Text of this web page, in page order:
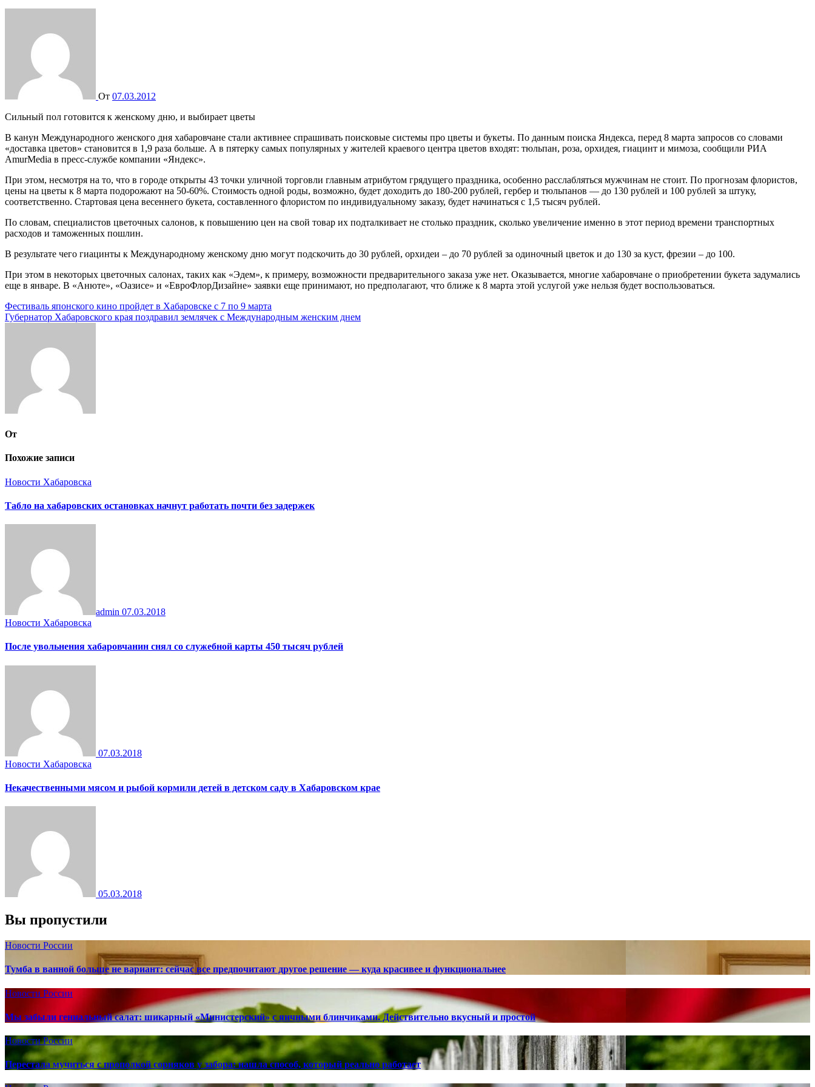
От 07.03.2012
Сильный пол готовится к женскому дню, и выбирает цветы
В канун Международного женского дня хабаровчане стали активнее спрашивать поисковые системы про цветы и букеты. По данным поиска Яндекса, перед 8 марта запросов со словами
«доставка цветов» становится в 1,9 раза больше. А в пятерку самых популярных у жителей краевого центра цветов входят: тюльпан, роза, орхидея, гиацинт и мимоза, сообщили РИА
AmurMedia в пресс-службе компании «Яндекс».
При этом, несмотря на то, что в городе открыты 43 точки уличной торговли главным атрибутом грядущего праздника, особенно расслабляться мужчинам не стоит. По прогнозам флористов,
цены на цветы к 8 марта подорожают на 50-60%. Стоимость одной роды, возможно, будет доходить до 180-200 рублей, гербер и тюльпанов — до 130 рублей и 100 рублей за штуку,
соответственно. Стартовая цена весеннего букета, составленного флористом по индивидуальному заказу, будет начинаться с 1,5 тысяч рублей.
По словам, специалистов цветочных салонов, к повышению цен на свой товар их подталкивает не столько праздник, сколько увеличение именно в этот период времени транспортных
расходов и таможенных пошлин.
В результате чего гиацинты к Международному женскому дню могут подскочить до 30 рублей, орхидеи – до 70 рублей за одиночный цветок и до 130 за куст, фрезии – до 100.
При этом в некоторых цветочных салонах, таких как «Эдем», к примеру, возможности предварительного заказа уже нет. Оказывается, многие хабаровчане о приобретении букета задумались
еще в январе. В «Анюте», «Оазисе» и «ЕвроФлорДизайне» заявки еще принимают, но предполагают, что ближе к 8 марта этой услугой уже нельзя будет воспользоваться.
Навигация
по
Фестиваль японского кино пройдет в Хабаровске с 7 по 9 марта
Губернатор Хабаровского края поздравил землячек с Международным женским днем
От
Похожие записи
Новости Хабаровска
Табло на хабаровских остановках начнут работать почти без задержек
admin 07.03.2018
Новости Хабаровска
После увольнения хабаровчанин снял со служебной карты 450 тысяч рублей
07.03.2018
Новости Хабаровска
Некачественными мясом и рыбой кормили детей в детском саду в Хабаровском крае
05.03.2018
Вы пропустили
Новости России
Тумба в ванной больше не вариант: сейчас все предпочитают другое решение — куда красивее и функциональнее
Новости России
Мы забыли гениальный салат: шикарный «Министерский» с яичными блинчиками. Действительно вкусный и простой
Новости России
Перестала мучиться с прополкой сорняков у забора: нашла способ, который реально работает